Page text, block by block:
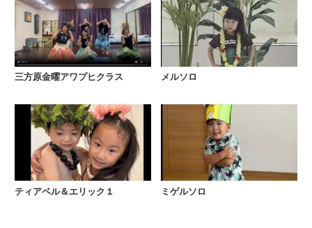
三方原金曜アワプヒクラス メルソロ
ティアベル＆エリック１ ミゲルソロ